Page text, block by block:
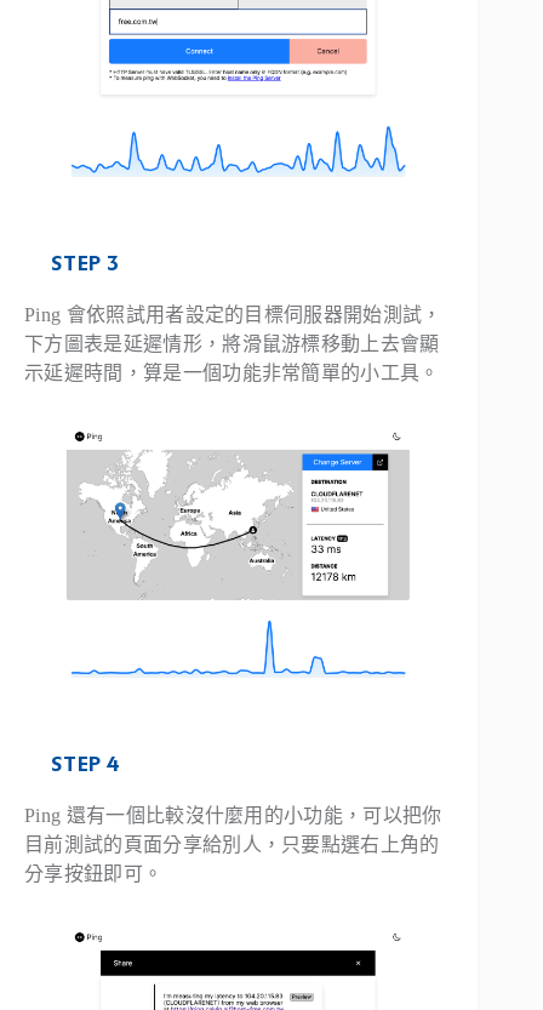
STEP 3
Ping 會依照試用者設定的目標伺服器開始測試，
下方圖表是延遲情形，將滑鼠游標移動上去會顯
示延遲時間，算是一個功能非常簡單的小工具。
STEP 4
Ping 還有一個比較沒什麼用的小功能，可以把你
目前測試的頁面分享給別人，只要點選右上角的
分享按鈕即可。